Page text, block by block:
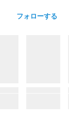
フォローする